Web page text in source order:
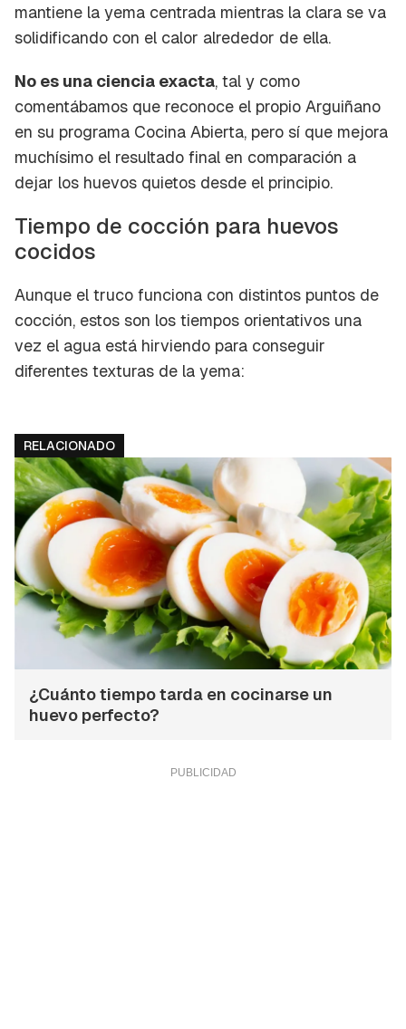
mantiene la yema centrada mientras la clara se va
solidificando con el calor alrededor de ella.
No es una ciencia exacta, tal y como
comentábamos que reconoce el propio Arguiñano
en su programa Cocina Abierta, pero sí que mejora
muchísimo el resultado final en comparación a
dejar los huevos quietos desde el principio.
Tiempo de cocción para huevos
cocidos
Aunque el truco funciona con distintos puntos de
cocción, estos son los tiempos orientativos una
vez el agua está hirviendo para conseguir
diferentes texturas de la yema:
RELACIONADO
¿Cuánto tiempo tarda en cocinarse un
huevo perfecto?